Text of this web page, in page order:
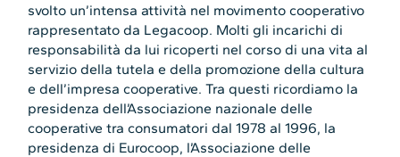
svolto un’intensa attività nel movimento cooperativo
rappresentato da Legacoop. Molti gli incarichi di
responsabilità da lui ricoperti nel corso di una vita al
servizio della tutela e della promozione della cultura
e dell’impresa cooperative. Tra questi ricordiamo la
presidenza dell’Associazione nazionale delle
cooperative tra consumatori dal 1978 al 1996, la
presidenza di Eurocoop, l’Associazione delle